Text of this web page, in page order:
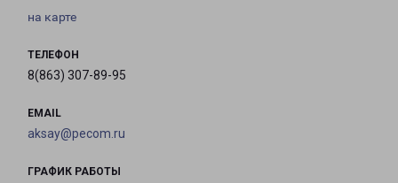
на карте
ТЕЛЕФОН
8(863) 307-89-95
EMAIL
aksay@pecom.ru
ГРАФИК РАБОТЫ